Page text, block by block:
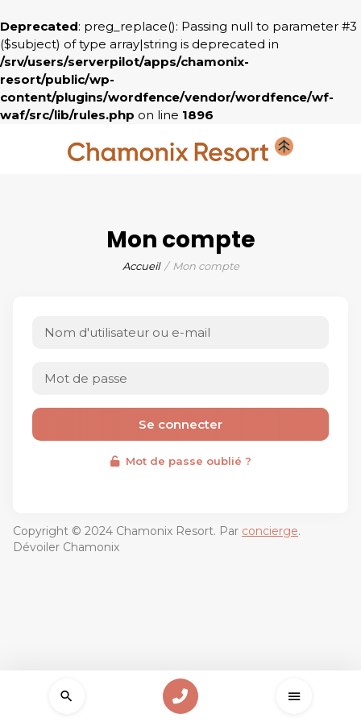
Deprecated: preg_replace(): Passing null to parameter #3
($subject) of type array|string is deprecated in
/srv/users/serverpilot/apps/chamonix-
resort/public/wp-
content/plugins/wordfence/vendor/wordfence/wf-
waf/src/lib/rules.php on line 1896
Mon compte
Accueil Mon compte
Se connecter
Mot de passe oublié ?
Copyright © 2024 Chamonix Resort. Par concierge.
Dévoiler Chamonix